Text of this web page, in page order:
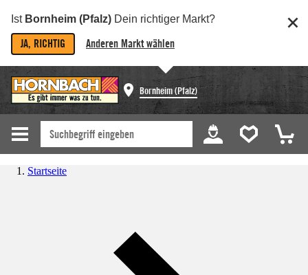
Ist Bornheim (Pfalz) Dein richtiger Markt?
JA, RICHTIG Anderen Markt wählen
Bornheim (Pfalz)
Startseite